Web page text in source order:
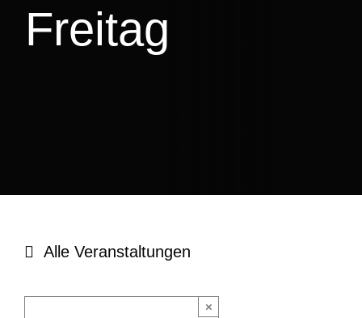
Freitag
Alle Veranstaltungen
×